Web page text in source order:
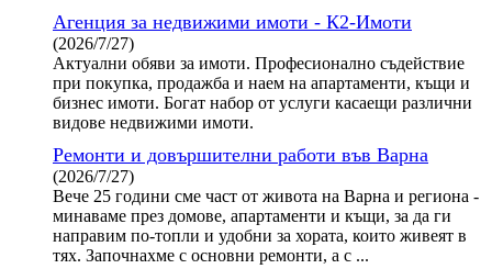
Агенция за недвижими имоти - К2-Имоти
(2026/7/27)
Актуални обяви за имоти. Професионално съдействие
при покупка, продажба и наем на апартаменти, къщи и
бизнес имоти. Богат набор от услуги касаещи различни
видове недвижими имоти.
Ремонти и довършителни работи във Варна
(2026/7/27)
Вече 25 години сме част от живота на Варна и региона -
минаваме през домове, апартаменти и къщи, за да ги
направим по-топли и удобни за хората, които живеят в
тях. Започнахме с основни ремонти, а с ...